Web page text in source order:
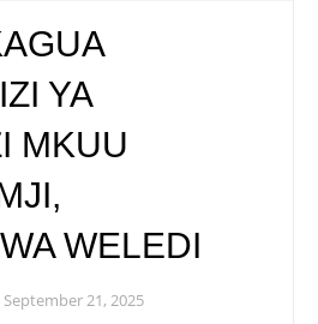
YA
MKUU
WELEDI
September 21, 2025